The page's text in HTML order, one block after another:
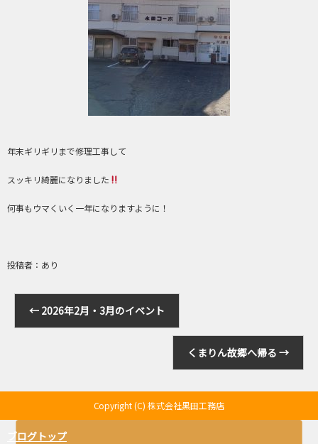
年末ギリギリまで修理工事して
スッキリ綺麗になりました
何事もウマくいく一年になりますように！
投稿者：あり
← 2026年2月・3月のイベント
くまりん故郷へ帰る →
Copyright (C) 株式会社黒田工務店
ブログトップ